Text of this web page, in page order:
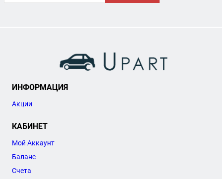
ИНФОРМАЦИЯ
Акции
КАБИНЕТ
Мой Аккаунт
Баланс
Счета